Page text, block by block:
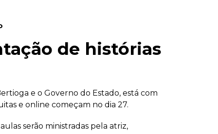
de histórias
e o Governo do Estado, está com
e online começam no dia 27.
serão ministradas pela atriz,